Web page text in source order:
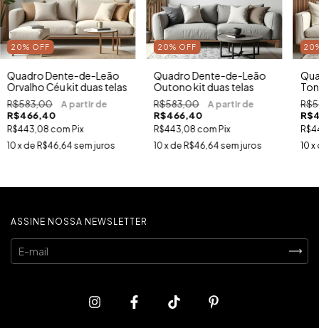
20% OFF
Quadro Dente-de-Leão
Orvalho Céu kit duas telas
R$583,00
R$466,40
R$443,08 com Pix
10x de R$46,64 sem juros
20% OFF
Quadro Dente-de-Leão
Outono kit duas telas
R$583,00
R$466,40
R$443,08 com Pix
10x de R$46,64 sem juros
20
10 x
ASSINE NOSSA NEWSLETTER